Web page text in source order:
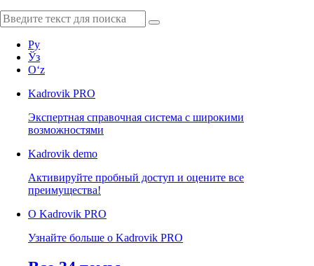
Ру
Ўз
Oʻz
Kadrovik PRO
Экспертная справочная система с широкими
возможностями
Kadrovik demo
Активируйте пробный доступ и оцените все
преимущества!
О Kadrovik PRO
Узнайте больше о Kadrovik PRO